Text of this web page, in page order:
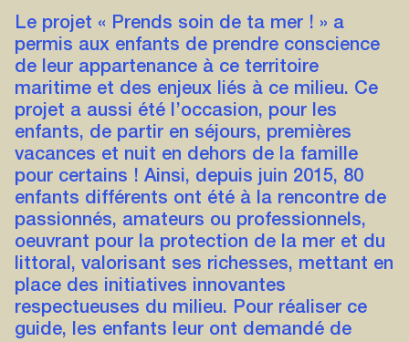
Le projet « Prends soin de ta mer ! » a
permis aux enfants de prendre conscience
de leur appartenance à ce territoire
maritime et des enjeux liés à ce milieu. Ce
projet a aussi été l’occasion, pour les
enfants, de partir en séjours, premières
vacances et nuit en dehors de la famille
pour certains ! Ainsi, depuis juin 2015, 80
enfants différents ont été à la rencontre de
passionnés, amateurs ou professionnels,
oeuvrant pour la protection de la mer et du
littoral, valorisant ses richesses, mettant en
place des initiatives innovantes
respectueuses du milieu. Pour réaliser ce
guide, les enfants leur ont demandé de